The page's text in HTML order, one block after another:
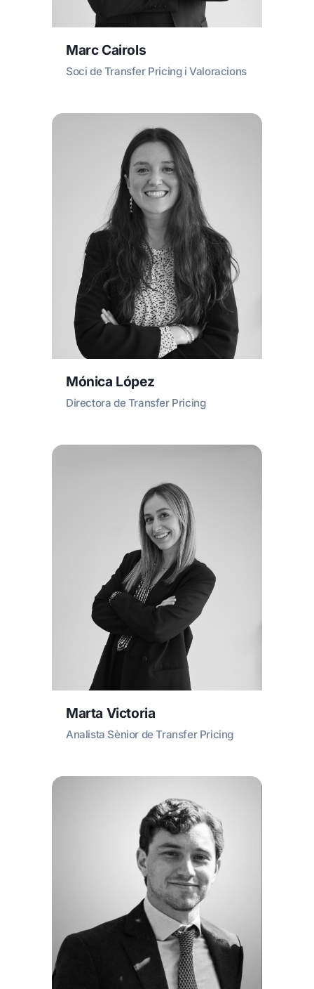
Marc Cairols
Soci de Transfer Pricing i Valoracions
Mónica López
Directora de Transfer Pricing
Marta Victoria
Analista Sènior de Transfer Pricing